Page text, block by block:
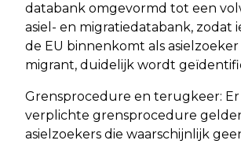
databank omgevormd tot een
asiel- en migratiedatabank, zodat
de EU binnenkomt als
migrant, duidelijk wordt
Grensprocedure en terugkeer: Er
verplichte grensprocedure
asielzoekers die waarschijnlijk